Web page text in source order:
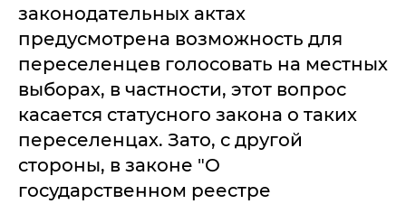
законодательных актах
предусмотрена возможность для
переселенцев голосовать на местных
выборах, в частности, этот вопрос
касается статусного закона о таких
переселенцах. Зато, с другой
стороны, в законе "О
государственном реестре